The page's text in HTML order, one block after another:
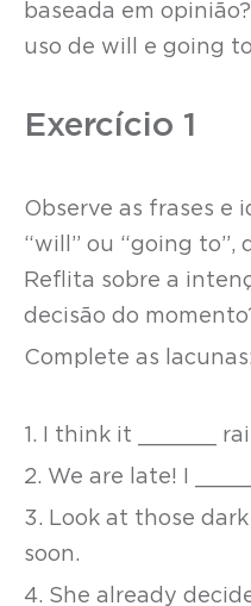
baseada em
uso de will e going
Exercício 1
Observe as frases e
“will” ou “going to”,
Reflita sobre a
decisão do
Complete as lacunas:
1. I think it ______
2. We are late! I
3. Look at those
soon.
4. She already